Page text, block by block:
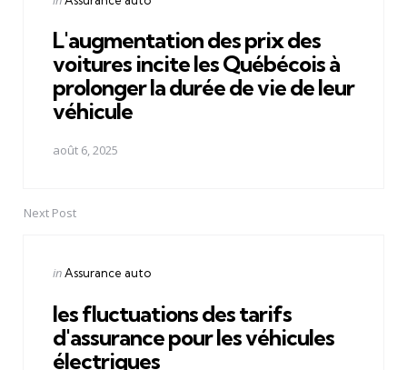
L'augmentation des prix des
voitures incite les Québécois à
prolonger la durée de vie de leur
véhicule
août 6, 2025
Next Post
Posted
inAssurance auto
les fluctuations des tarifs
d'assurance pour les véhicules
électriques